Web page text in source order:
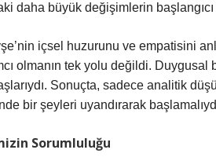
daha büyük değişimlerin başlangıcı
içsel huzurunu ve empatisini
olmanın tek yolu değildi.
Sonuçta, sadece analitik
bir şeyleri uyandırarak
Sorumluluğu